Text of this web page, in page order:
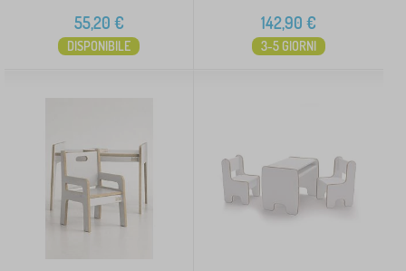
55,20 €
DISPONIBILE
142,90 €
3-5 GIORNI